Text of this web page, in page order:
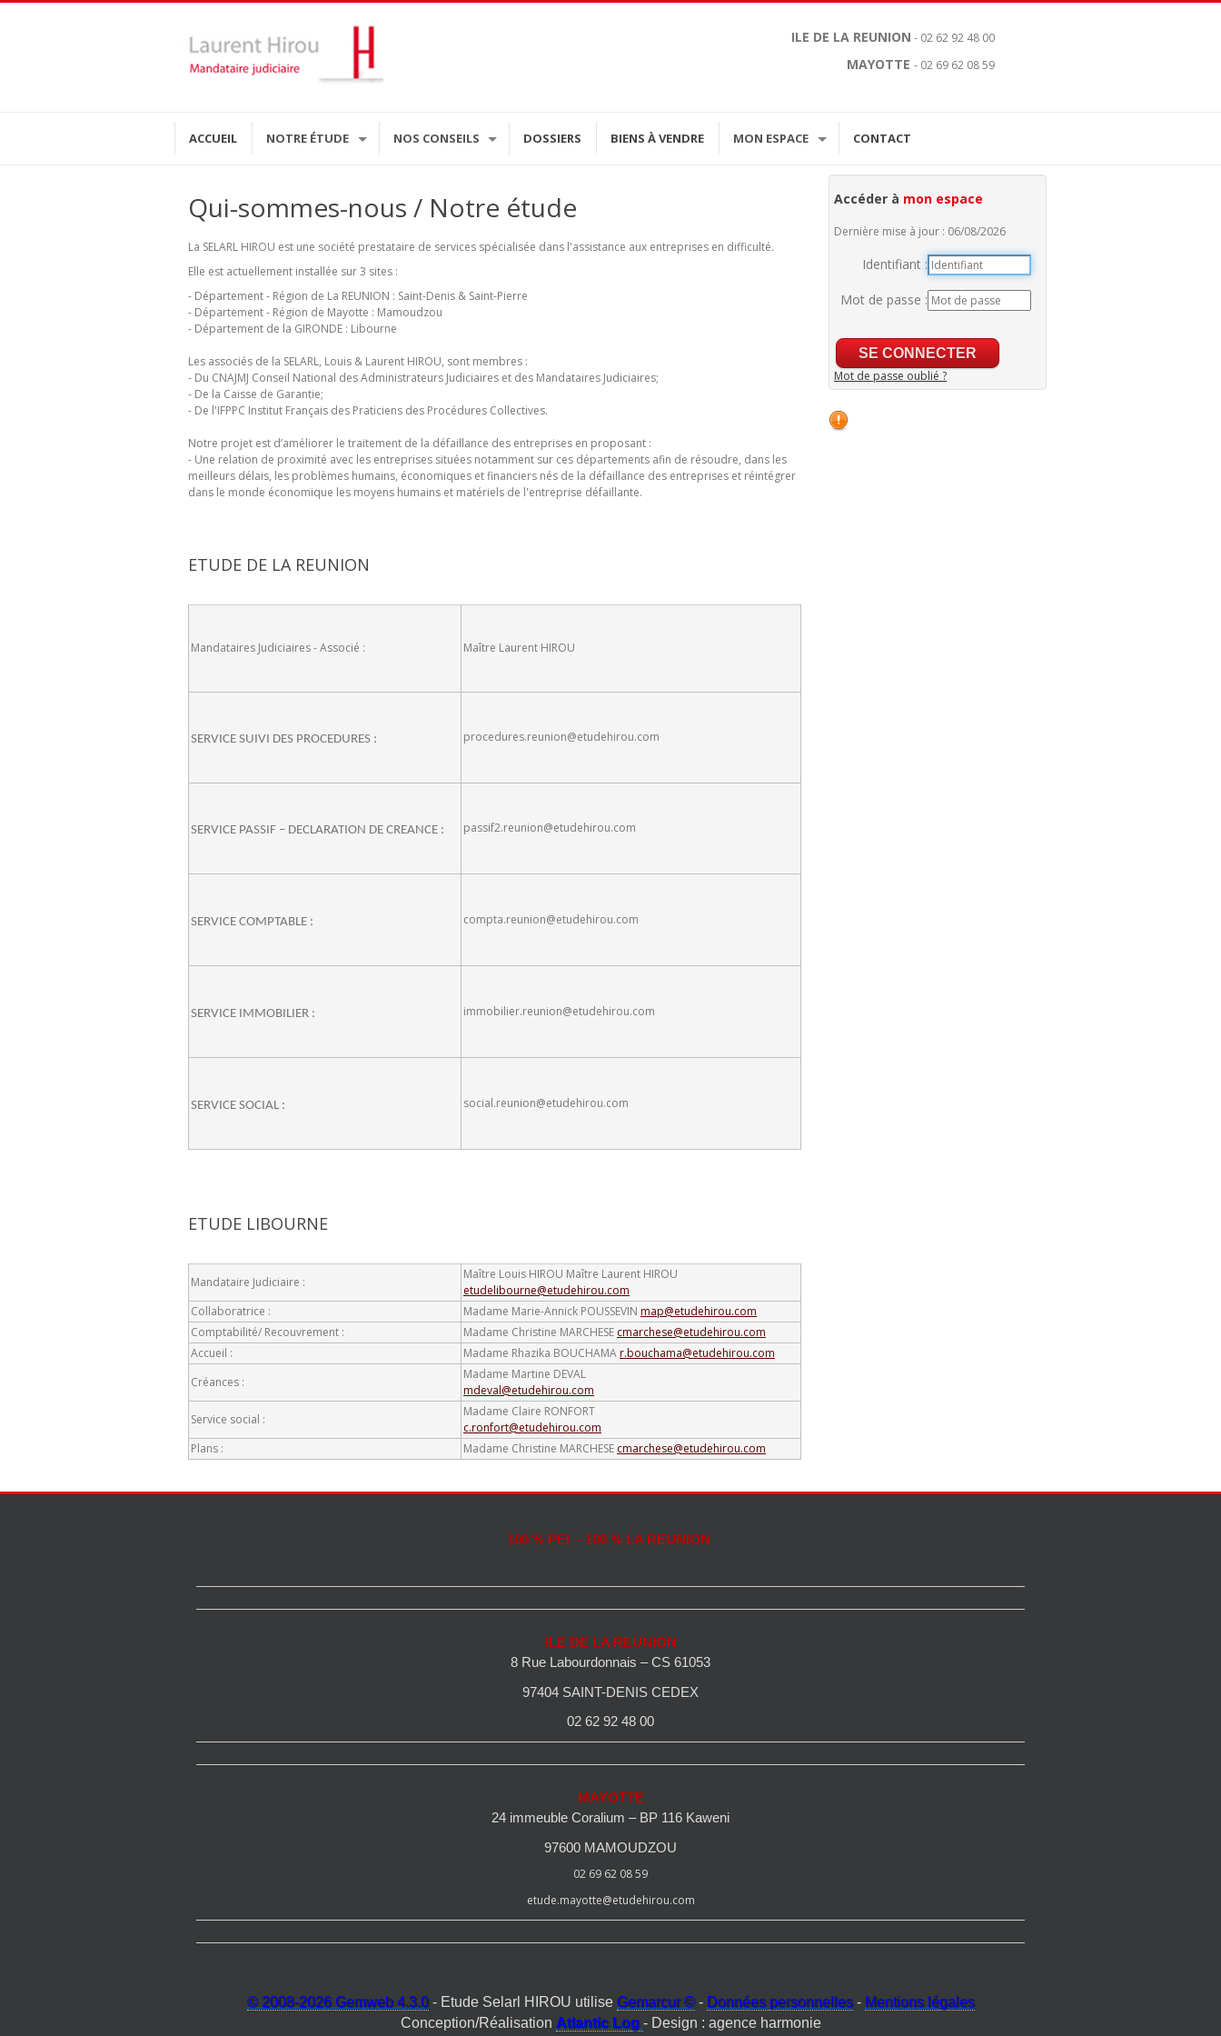
ILE DE LA REUNION - 02 62 92 48 00
MAYOTTE- 02 69 62 08 59
ACCUEIL NOTRE ÉTUDE NOS CONSEILS DOSSIERS BIENS À VENDRE MON ESPACE CONTACT
Accéder à mon espace
Dernière mise à jour : 06/08/2026
Identifiant :
Mot de passe :
Mot de passe oublié ?
Qui-sommes-nous / Notre étude
La SELARL HIROU est une société prestataire de services spécialisée dans l'assistance aux entreprises en difficulté.
Elle est actuellement installée sur 3 sites :
- Département - Région de La REUNION : Saint-Denis & Saint-Pierre
- Département - Région de Mayotte : Mamoudzou
- Département de la GIRONDE : Libourne
Les associés de la SELARL, Louis & Laurent HIROU, sont membres :
- Du CNAJMJ Conseil National des Administrateurs Judiciaires et des Mandataires Judiciaires;
- De la Caisse de Garantie;
- De l'IFPPC Institut Français des Praticiens des Procédures Collectives.
Notre projet est d’améliorer le traitement de la défaillance des entreprises en proposant :
- Une relation de proximité avec les entreprises situées notamment sur ces départements afin de résoudre, dans les
meilleurs délais, les problèmes humains, économiques et financiers nés de la défaillance des entreprises et réintégrer
dans le monde économique les moyens humains et matériels de l'entreprise défaillante.
ETUDE DE LA REUNION
Mandataires Judiciaires - Associé : Maître Laurent HIROU
SERVICE SUIVI DES PROCEDURES : procedures.reunion@etudehirou.com
SERVICE PASSIF – DECLARATION DE CREANCE : passif2.reunion@etudehirou.com
SERVICE COMPTABLE : compta.reunion@etudehirou.com
SERVICE IMMOBILIER : immobilier.reunion@etudehirou.com
SERVICE SOCIAL : social.reunion@etudehirou.com
ETUDE LIBOURNE
Mandataire Judiciaire :
Maître Louis HIROU Maître Laurent HIROU
etudelibourne@etudehirou.com
Collaboratrice :
Madame Marie-Annick POUSSEVIN map@etudehirou.com
Comptabilité/ Recouvrement :
Madame Christine MARCHESE cmarchese@etudehirou.com
Accueil :
Madame Rhazika BOUCHAMA r.bouchama@etudehirou.com
Créances :
Madame Martine DEVAL
mdeval@etudehirou.com
Service social :
Madame Claire RONFORT
c.ronfort@etudehirou.com
Plans :
Madame Christine MARCHESE cmarchese@etudehirou.com
100 % PEI - 100 % LA REUNION
ILE DE LA REUNION
8 Rue Labourdonnais – CS 61053
97404 SAINT-DENIS CEDEX
02 62 92 48 00
MAYOTTE
24 immeuble Coralium – BP 116 Kaweni
97600 MAMOUDZOU
02 69 62 08 59
etude.mayotte@etudehirou.com
© 2008-2026 Gemweb 4.3.0- Etude Selarl HIROU utilise Gemarcur ©- Données personnelles- Mentions légales
Conception/Réalisation Atlantic Log - Design : agence harmonie